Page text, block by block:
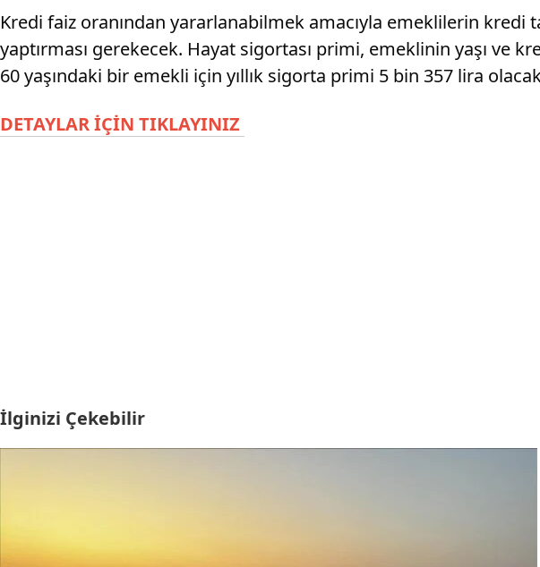
Kredi faiz oranından yararlanabilmek amacıyla emeklilerin kredi
yaptırması gerekecek. Hayat sigortası primi, emeklinin yaşı ve
60 yaşındaki bir emekli için yıllık sigorta primi 5 bin 357 lira
DETAYLAR İÇİN TIKLAYINIZ
İlginizi Çekebilir